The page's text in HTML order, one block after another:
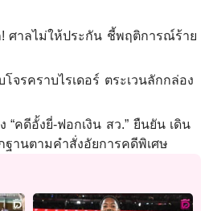
! ศาลไม่ให้ประกัน ชี้พฤติการณ์ร้าย
จรคราบไรเดอร์ ตระเวนลักกล่อง
“คดีอั้งยี่-ฟอกเงิน สว.” ยืนยัน เดิน
านตามคำสั่งอัยการคดีพิเศษ